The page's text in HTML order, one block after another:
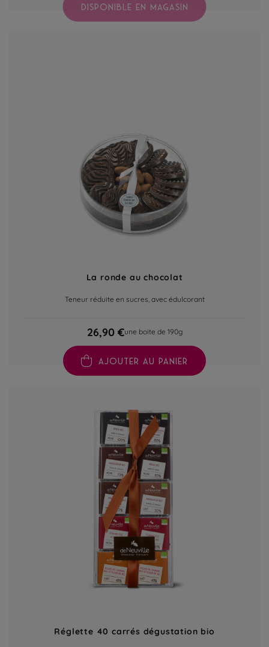
DISPONIBLE EN MAGASIN
La ronde au chocolat
Teneur réduite en sucres, avec édulcorant
26,90 €une boite de 190g
AJOUTER AU PANIER
Réglette 40 carrés dégustation bio